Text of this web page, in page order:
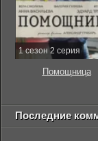
1 сезон 2 серия
Помощница
Последние